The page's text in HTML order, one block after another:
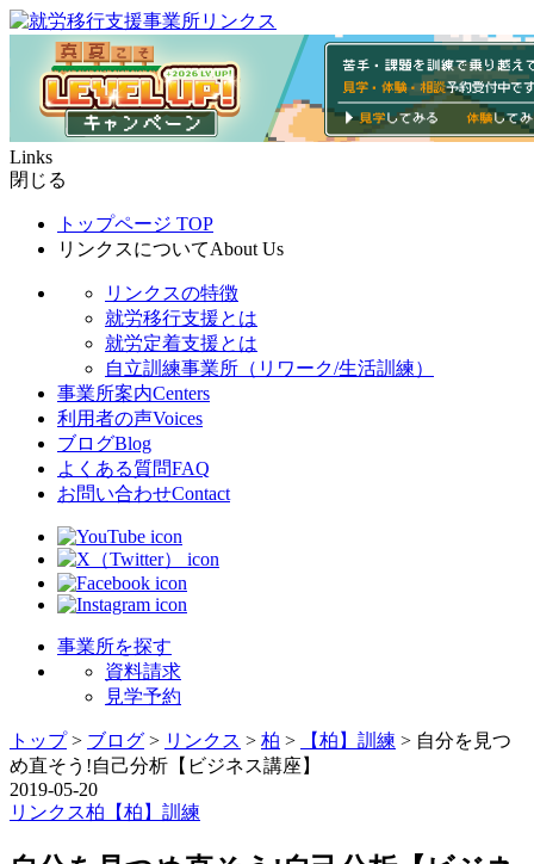
Links
閉じる
トップページ TOP
リンクスについてAbout Us
リンクスの特徴
就労移行支援とは
就労定着支援とは
自立訓練事業所（リワーク/生活訓練）
事業所案内Centers
利用者の声Voices
ブログBlog
よくある質問FAQ
お問い合わせContact
事業所を探す
資料請求
見学予約
トップ> ブログ > リンクス > 柏 > 【柏】訓練 > 自分を見つ
め直そう!自己分析【ビジネス講座】
2019-05-20
リンクス柏 【柏】訓練